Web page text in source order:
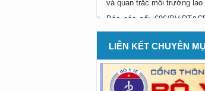
thực hành và được cấp
thành quá trình thực hành
Thông báo số: 275/
29/07/2026 của V/v V/v
dịch vụ tư vấn đấu thầu gói
LIÊN KẾT CHUYÊN